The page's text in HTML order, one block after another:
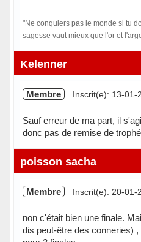
"Ne conquiers pas le monde si tu
sagesse vaut mieux que l'or et
Hors ligne
Kelenner
Membre Inscrit(e): 13-01-
Sauf erreur de ma part, il
donc pas de remise de
Hors ligne
poisson sacha
Membre Inscrit(e): 20-01-
non c'était bien une finale.
dis peut-être des conneries)